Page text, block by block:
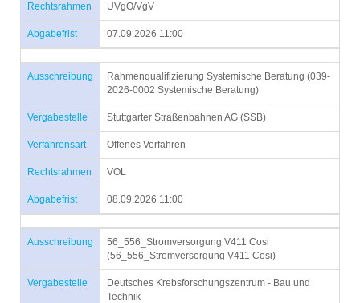
Rechtsrahmen UVgO/VgV
Abgabefrist 07.09.2026 11:00
Ausschreibung
Rahmenqualifizierung Systemische Beratung (039-
2026-0002 Systemische Beratung)
Vergabestelle Stuttgarter Straßenbahnen AG (SSB)
Verfahrensart Offenes Verfahren
Rechtsrahmen VOL
Abgabefrist 08.09.2026 11:00
Ausschreibung
56_556_Stromversorgung V411 Cosi
(56_556_Stromversorgung V411 Cosi)
Vergabestelle
Deutsches Krebsforschungszentrum - Bau und
Technik